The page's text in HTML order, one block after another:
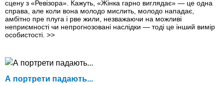
сцену з «Ревізора». Кажуть, «Жінка гарно виглядає» — це одна
справа, але коли вона молодо мислить, молодо нападає,
амбітно пре плуга і рве жили, незважаючи на можливі
неприємності чи непрогнозовані наслідки — тоді це інший вимір
особистості. >>
А портрети падають...